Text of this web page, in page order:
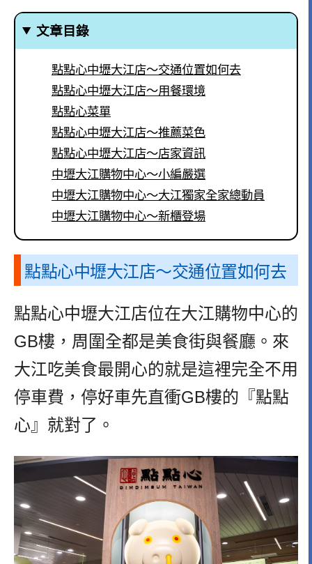
文章目錄
點點心中壢大江店～交通位置如何去
點點心中壢大江店～用餐環境
點點心菜單
點點心中壢大江店～推薦菜色
點點心中壢大江店～店家資訊
中壢大江購物中心～小編嚴選
中壢大江購物中心～大江獨家全家總動員
中壢大江購物中心～新櫃登場
點點心中壢大江店～交通位置如何去
點點心中壢大江店位在大江購物中心的
GB樓，周圍全都是美食街與餐廳。來
大江吃美食最開心的就是這裡完全不用
停車費，停好車先直衝GB樓的『點點
心』就對了。